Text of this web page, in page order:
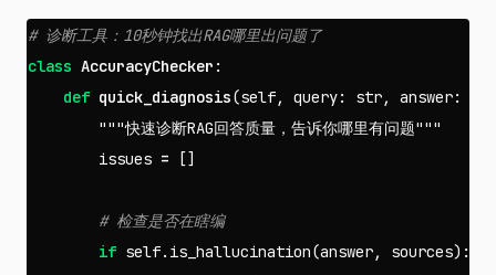
class AccuracyChecker :
def quick_diagnosis(self, query: str, answer:
"""快速诊断RAG回答质量，告诉你哪里有问题"""
issues = []
if self. is_hallucination(answer, sources):